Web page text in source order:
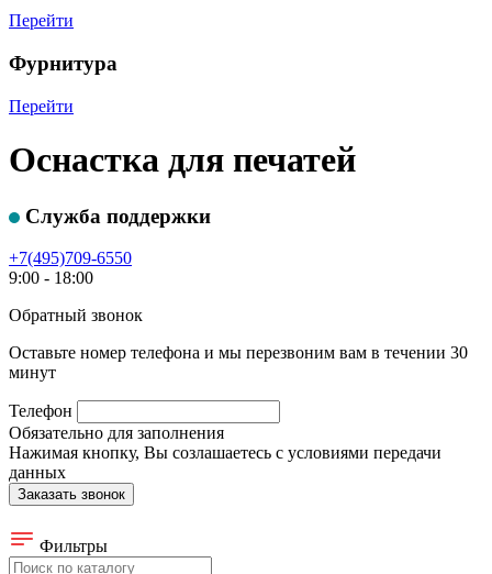
Перейти
Фурнитура
Перейти
Оснастка для печатей
Служба поддержки
+7(495)709-6550
9:00 - 18:00
Обратный звонок
Оставьте номер телефона и мы перезвоним вам в течении 30
минут
Телефон
Обязательно для заполнения
Нажимая кнопку, Вы созлашаетесь с условиями передачи
данных
Фильтры